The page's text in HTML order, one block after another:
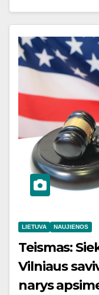
LIETUVA NAUJIENOS
Teismas:
Vilniaus
narys